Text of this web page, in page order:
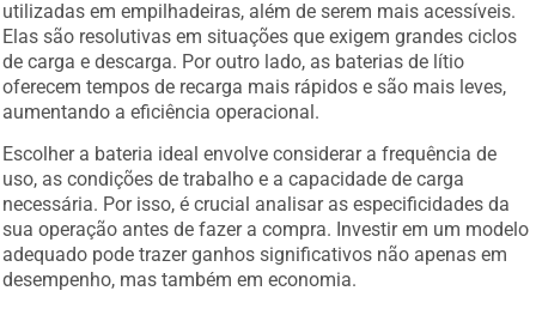
utilizadas em empilhadeiras, além de serem mais acessíveis.
Elas são resolutivas em situações que exigem grandes ciclos
de carga e descarga. Por outro lado, as baterias de lítio
oferecem tempos de recarga mais rápidos e são mais leves,
aumentando a eficiência operacional.
Escolher a bateria ideal envolve considerar a frequência de
uso, as condições de trabalho e a capacidade de carga
necessária. Por isso, é crucial analisar as especificidades da
sua operação antes de fazer a compra. Investir em um modelo
adequado pode trazer ganhos significativos não apenas em
desempenho, mas também em economia.